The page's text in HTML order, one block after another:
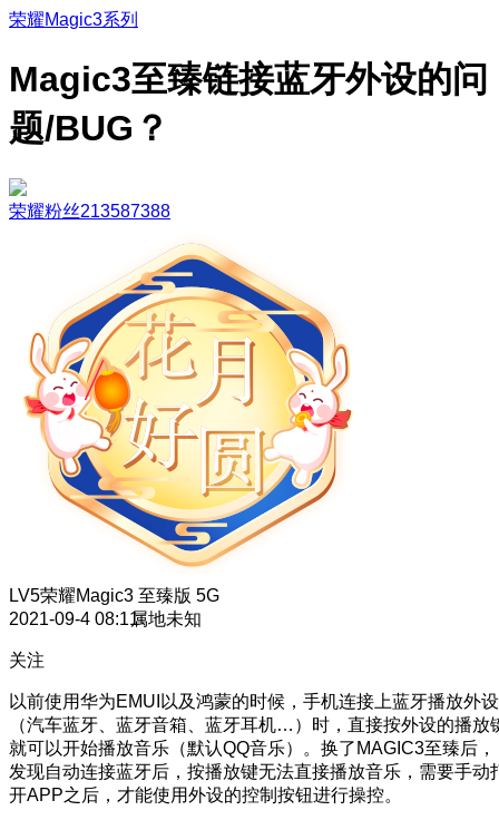
荣耀Magic3系列
Magic3至臻链接蓝牙外设的问
题/BUG？
荣耀粉丝213587388
LV5荣耀Magic3 至臻版 5G
2021-09-4 08:11属地未知
关注
以前使用华为EMUI以及鸿蒙的时候，手机连接上蓝牙播放外设
（汽车蓝牙、蓝牙音箱、蓝牙耳机…）时，直接按外设的播放
就可以开始播放音乐（默认QQ音乐）。换了MAGIC3至臻后，
发现自动连接蓝牙后，按播放键无法直接播放音乐，需要手动
开APP之后，才能使用外设的控制按钮进行操控。